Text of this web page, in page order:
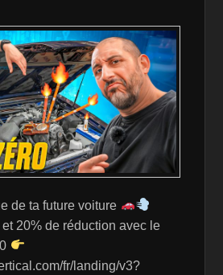
de ta future voiture
20% de réduction avec le
fr/landing/v3?